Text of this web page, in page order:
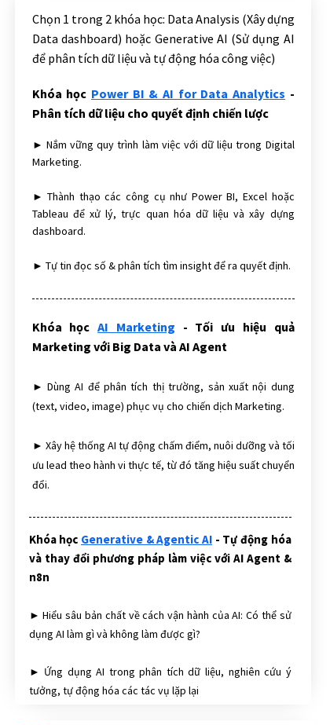
Khóa học Generative & Agentic AI - Tự động hóa
và thay đổi phương pháp làm việc với AI Agent &
n8n
► Hiểu sâu bản chất về cách vận hành của AI: Có thể sử
dụng AI làm gì và không làm được gì?
► Ứng dụng AI trong phân tích dữ liệu, nghiên cứu ý
tưởng, tự động hóa các tác vụ lặp lại
Khóa học Power BI & AI for Data Analytics -
Phân tích dữ liệu cho quyết định chiến lược
► Nắm vững quy trình làm việc với dữ liệu trong Digital
Marketing.
► Thành thạo các công cụ như Power BI, Excel hoặc
Tableau để xử lý, trực quan hóa dữ liệu và xây dựng
dashboard.
► Tự tin đọc số & phân tích tìm insight để ra quyết định.
Chọn 1 trong 2 khóa học: Data Analysis (Xây dựng
Data dashboard) hoặc Generative AI (Sử dụng AI
để phân tích dữ liệu và tự động hóa công việc)
Khóa họcAI Marketing - Tối ưu hiệu quả
Marketing với Big Data và AI Agent
► Dùng AI để phân tích thị trường, sản xuất nội dung
(text, video, image) phục vụ cho chiến dịch Marketing.
► Xây hệ thống AI tự động chấm điểm, nuôi dưỡng và tối
ưu lead theo hành vi thực tế, từ đó tăng hiệu suất chuyển
đổi.